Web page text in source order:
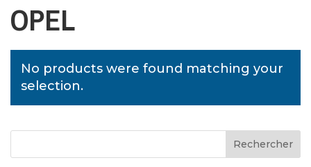
OPEL
No products were found matching your
selection.